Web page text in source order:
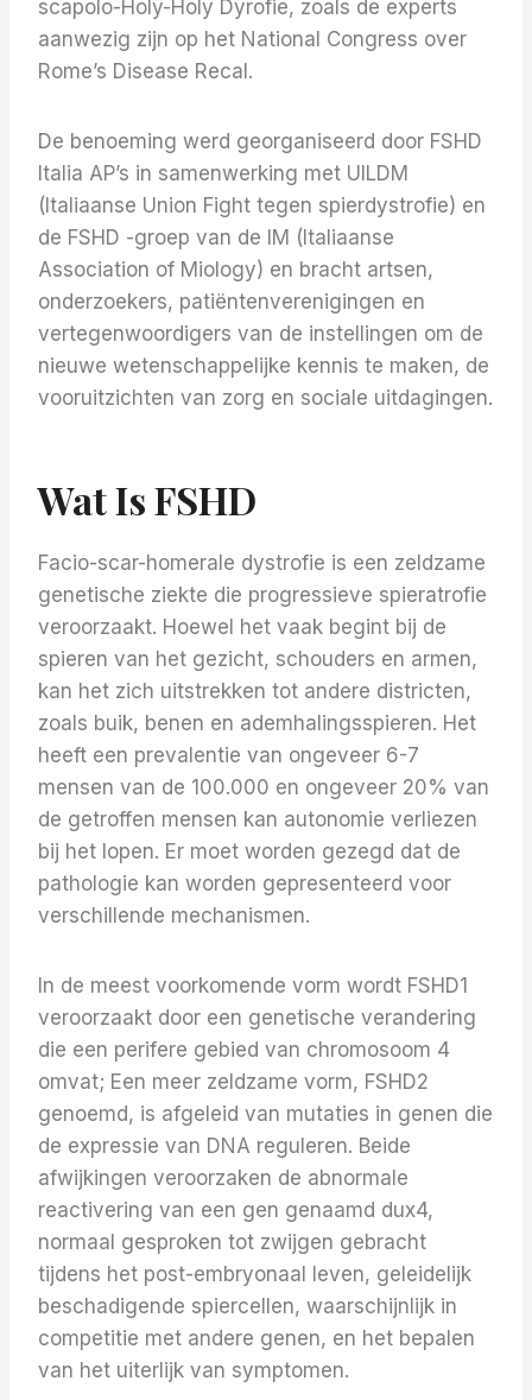
scapolo-Holy-Holy Dyrofie, zoals de experts
aanwezig zijn op het National Congress over
Rome’s Disease Recal.
De benoeming werd georganiseerd door FSHD
Italia AP’s in samenwerking met UILDM
(Italiaanse Union Fight tegen spierdystrofie) en
de FSHD -groep van de IM (Italiaanse
Association of Miology) en bracht artsen,
onderzoekers, patiëntenverenigingen en
vertegenwoordigers van de instellingen om de
nieuwe wetenschappelijke kennis te maken, de
vooruitzichten van zorg en sociale uitdagingen.
Wat Is FSHD
Facio-scar-homerale dystrofie is een zeldzame
genetische ziekte die progressieve spieratrofie
veroorzaakt. Hoewel het vaak begint bij de
spieren van het gezicht, schouders en armen,
kan het zich uitstrekken tot andere districten,
zoals buik, benen en ademhalingsspieren. Het
heeft een prevalentie van ongeveer 6-7
mensen van de 100.000 en ongeveer 20% van
de getroffen mensen kan autonomie verliezen
bij het lopen. Er moet worden gezegd dat de
pathologie kan worden gepresenteerd voor
verschillende mechanismen.
In de meest voorkomende vorm wordt FSHD1
veroorzaakt door een genetische verandering
die een perifere gebied van chromosoom 4
omvat; Een meer zeldzame vorm, FSHD2
genoemd, is afgeleid van mutaties in genen die
de expressie van DNA reguleren. Beide
afwijkingen veroorzaken de abnormale
reactivering van een gen genaamd dux4,
normaal gesproken tot zwijgen gebracht
tijdens het post-embryonaal leven, geleidelijk
beschadigende spiercellen, waarschijnlijk in
competitie met andere genen, en het bepalen
van het uiterlijk van symptomen.